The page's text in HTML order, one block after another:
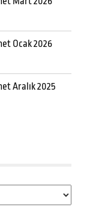
Ocak 2026
Aralık 2025